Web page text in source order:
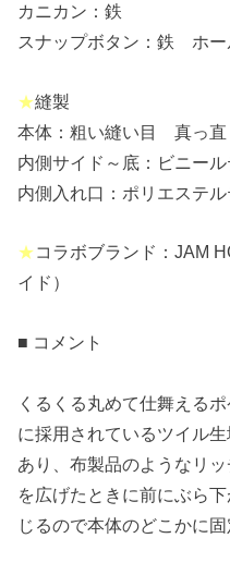
カニカン：鉄
スナップボタン：鉄 ホー
★縫製
本体：粗い縫い目 真っ直
内側サイド～底：ビニー
内側入れ口：ポリエステ
★コラボブランド：JAM
イド）
■ コメント
くるくる丸めて仕舞える
に採用されているツイル
あり、布製品のようなリ
を広げたときに前にぶら
じるので本体のどこかに